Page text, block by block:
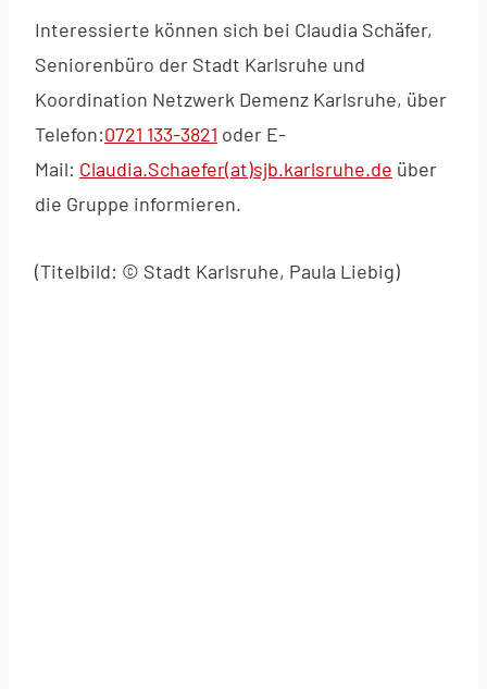
Interessierte können sich bei Claudia Schäfer,
Seniorenbüro der Stadt Karlsruhe und
Koordination Netzwerk Demenz Karlsruhe, über
Telefon:0721 133-3821 oder E-
Mail: Claudia.Schaefer(at)sjb.karlsruhe.de über
die Gruppe informieren.
(Titelbild: © Stadt Karlsruhe, Paula Liebig)